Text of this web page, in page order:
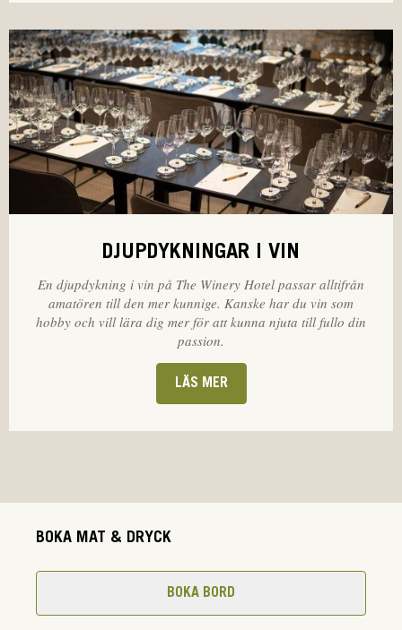
DJUPDYKNINGAR I VIN
En djupdykning i vin på The Winery Hotel passar alltifrån
amatören till den mer kunnige. Kanske har du vin som
hobby och vill lära dig mer för att kunna njuta till fullo din
passion.
LÄS MER
BOKA MAT & DRYCK
BOKA BORD